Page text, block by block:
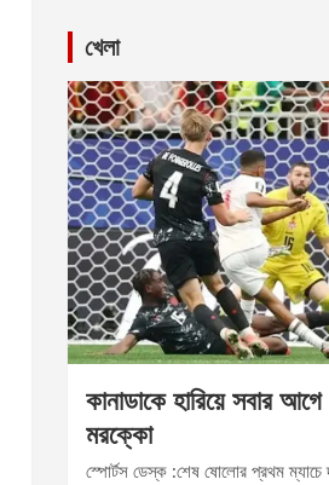
খেলা
কানাডাকে হারিয়ে সবার আগে
মরক্কো
স্পোর্টস ডেস্ক :শেষ ষোলোর প্রথম ম্যাচে